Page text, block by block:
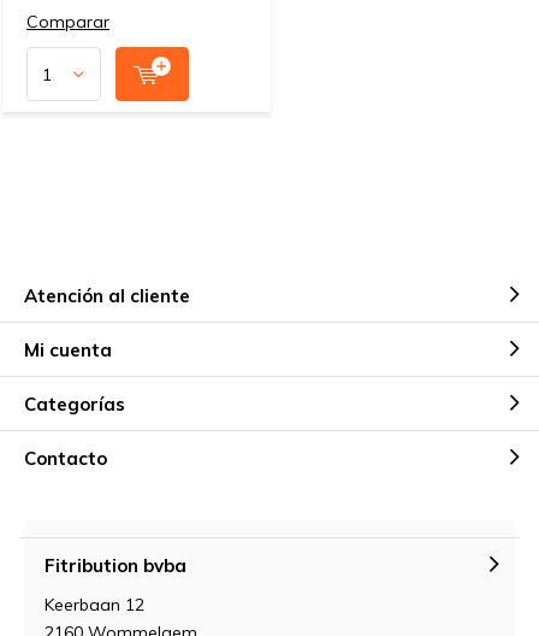
Comparar
Atención al cliente
Mi cuenta
Categorías
Contacto
Fitribution bvba
Keerbaan 12